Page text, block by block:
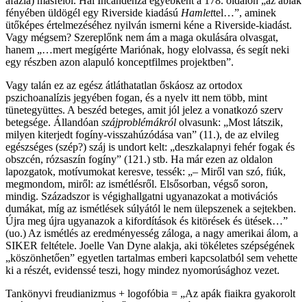
fényében üldögél egy Riverside kiadású Hamlettel…”, aminek
ütőképes értelmezéséhez nyilván ismerni kéne a Riverside-kiadást.
Vagy mégsem? Szereplőnk nem ám a maga okulására olvasgat,
hanem „…mert megígérte Mariónak, hogy elolvassa, és segít neki
egy részben azon alapuló konceptfilmes projektben”.
Vagy talán ez az egész átláthatatlan őskáosz az ortodox
pszichoanalízis jegyében fogan, és a nyelv itt nem több, mint
tünetegyüttes. A beszéd beteges, amit jól jelez a vonatkozó szerv
betegsége. Állandóan szájproblémákról olvasunk: „Most látszik,
milyen kiterjedt fogíny-visszahúzódása van” (11.), de az elvileg
egészséges (szép?) száj is undort kelt: „deszkalapnyi fehér fogak és
obszcén, rózsaszín fogíny” (121.) stb. Ha már ezen az oldalon
lapozgatok, motívumokat keresve, tessék: „– Miről van szó, fiúk,
megmondom, miről: az ismétlésről. Elsősorban, végső soron,
mindig. Századszor is végighallgatni ugyanazokat a motivációs
dumákat, míg az ismétlések súlyától le nem ülepszenek a sejtekben.
Újra meg újra ugyanazok a kifordítások és kitörések és ütések…”
(uo.) Az ismétlés az eredményesség záloga, a nagy amerikai álom, a
SIKER feltétele. Joelle Van Dyne alakja, aki tökéletes szépségének
„köszönhetően” egyetlen tartalmas emberi kapcsolatból sem vehette
ki a részét, evidenssé teszi, hogy mindez nyomorúsághoz vezet.
Tankönyvi freudianizmus + logofóbia = „Az apák fiaikra gyakorolt